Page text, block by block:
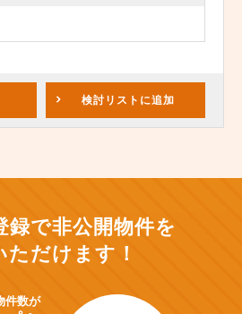
検討リスト に追加
録で非公開物件を
ただけます！
件数が